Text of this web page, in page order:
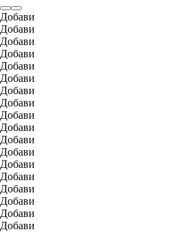
Добави
Добави
Добави
Добави
Добави
Добави
Добави
Добави
Добави
Добави
Добави
Добави
Добави
Добави
Добави
Добави
Добави
Добави